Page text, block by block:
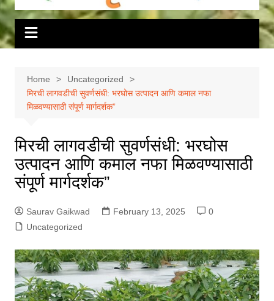
Home
Uncategorized
मिरची लागवडीची सुवर्णसंधी: भरघोस उत्पादन आणि कमाल नफा
मिळवण्यासाठी संपूर्ण मार्गदर्शक”
मिरची लागवडीची सुवर्णसंधी: भरघोस
उत्पादन आणि कमाल नफा मिळवण्यासाठी
संपूर्ण मार्गदर्शक”
Saurav Gaikwad February 13, 2025
0
Uncategorized